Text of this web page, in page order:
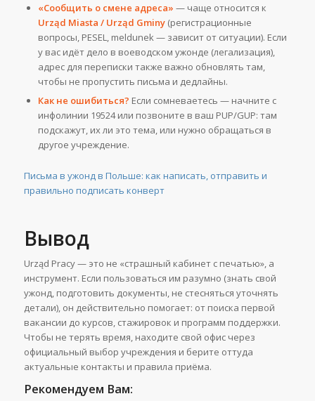
«Сообщить о смене адреса» — чаще относится к
Urząd Miasta / Urząd Gminy(регистрационные
вопросы, PESEL, meldunek — зависит от ситуации). Если
у вас идёт дело в воеводском ужонде (легализация),
адрес для переписки также важно обновлять там,
чтобы не пропустить письма и дедлайны.
Как не ошибиться? Если сомневаетесь — начните с
инфолинии 19524 или позвоните в ваш PUP/GUP: там
подскажут, их ли это тема, или нужно обращаться в
другое учреждение.
Письма в ужонд в Польше: как написать, отправить и
правильно подписать конверт
Вывод
Urząd Pracy — это не «страшный кабинет с печатью», а
инструмент. Если пользоваться им разумно (знать свой
ужонд, подготовить документы, не стесняться уточнять
детали), он действительно помогает: от поиска первой
вакансии до курсов, стажировок и программ поддержки.
Чтобы не терять время, находите свой офис через
официальный выбор учреждения и берите оттуда
актуальные контакты и правила приёма.
Рекомендуем Вам: